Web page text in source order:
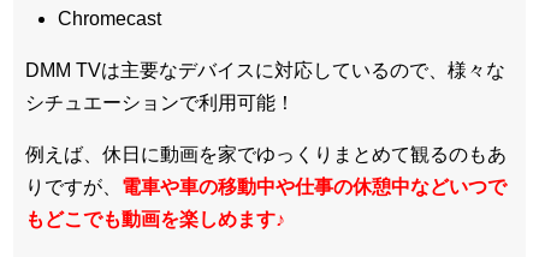
Chromecast
DMM TVは主要なデバイスに対応しているので、 様々な
シチュエーションで利用可能！
例えば、休日に動画を家でゆっくりまとめて観るのもあ
りですが、 電車や車の移動中や仕事の休憩中などいつで
もどこでも動画を楽しめます♪